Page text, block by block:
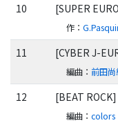
10 [SUPER
作 ：
11 [CYBER J-
編曲 ： 前田
12 [BEAT ROCK]
編曲 ：colors